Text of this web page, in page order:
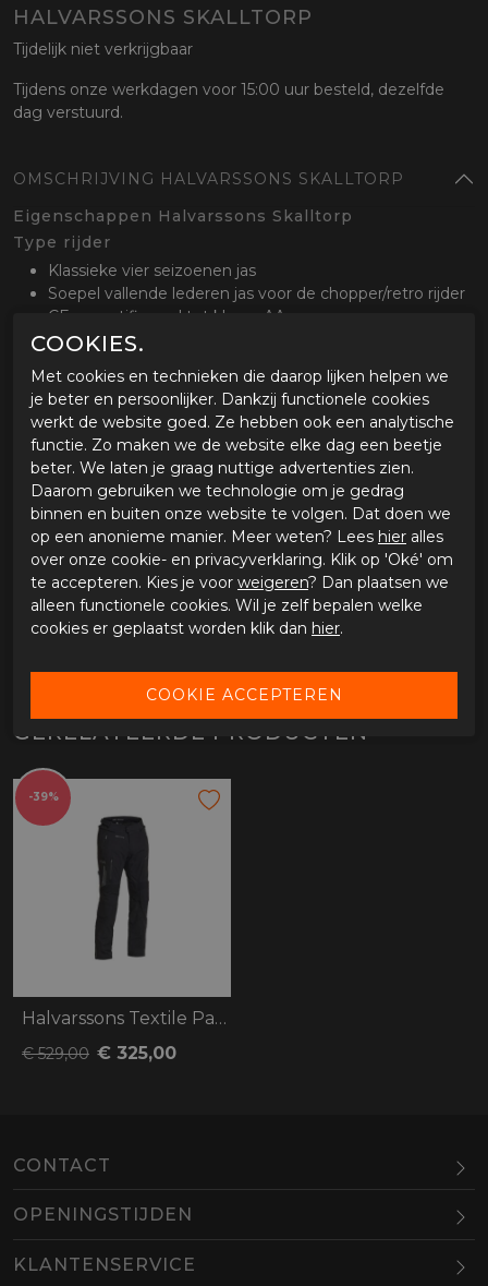
HALVARSSONS SKALLTORP
Tijdelijk niet verkrijgbaar
Tijdens onze werkdagen voor 15:00 uur besteld, dezelfde
dag verstuurd.
OMSCHRIJVING HALVARSSONS SKALLTORP
Eigenschappen Halvarssons Skalltorp
Type rijder
Klassieke vier seizoenen jas
Soepel vallende lederen jas voor de chopper/retro rijder
CE gecertificeerd tot klasse AA
Buitenlaag en protectie
Vintage geitenleder
Verstevigend High-Art op de schouders en ellebogen
Verstelbare CE level 2 schouder- en
elleboogprotectoren
Drievoudige naden op blootgestelde delen
Comfort
Lange bevestigingsrits voor aan de broek
Rits op de rug voor ventilatie
Optioneel
Voorbereid op rug en borstprotector
GERELATEERDE PRODUCTEN
-39%
Halvarssons Textile Pants Malung
€ 529,00 € 325,00
CONTACT
OPENINGSTIJDEN
Maandag
KLANTENSERVICE
COOKIES.
Met cookies en technieken die daarop lijken helpen we
je beter en persoonlijker. Dankzij functionele cookies
werkt de website goed. Ze hebben ook een analytische
functie. Zo maken we de website elke dag een beetje
beter. We laten je graag nuttige advertenties zien.
Daarom gebruiken we technologie om je gedrag
binnen en buiten onze website te volgen. Dat doen we
op een anonieme manier. Meer weten? Lees hier alles
over onze cookie- en privacyverklaring. Klik op 'Oké' om
te accepteren. Kies je voor weigeren? Dan plaatsen we
alleen functionele cookies. Wil je zelf bepalen welke
cookies er geplaatst worden klik dan hier.